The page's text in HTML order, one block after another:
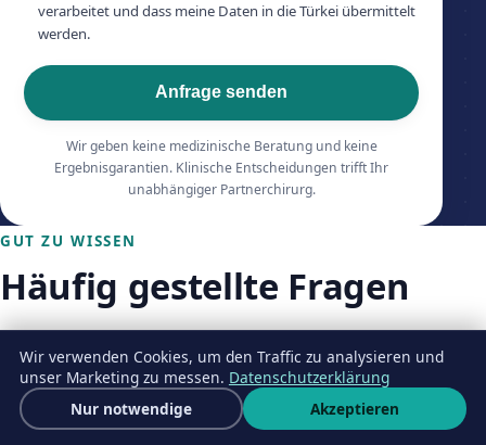
verarbeitet und dass meine Daten in die Türkei übermittelt
werden.
Anfrage senden
Wir geben keine medizinische Beratung und keine
Ergebnisgarantien. Klinische Entscheidungen trifft Ihr
unabhängiger Partnerchirurg.
GUT ZU WISSEN
Häufig gestellte Fragen
Was kostet eine Lidstraffung in der Türkei?
Kostenloses Angebot
Wir verwenden Cookies, um den Traffic zu analysieren und
unser Marketing zu messen. Datenschutzerklärung
Nur notwendige
Akzeptieren